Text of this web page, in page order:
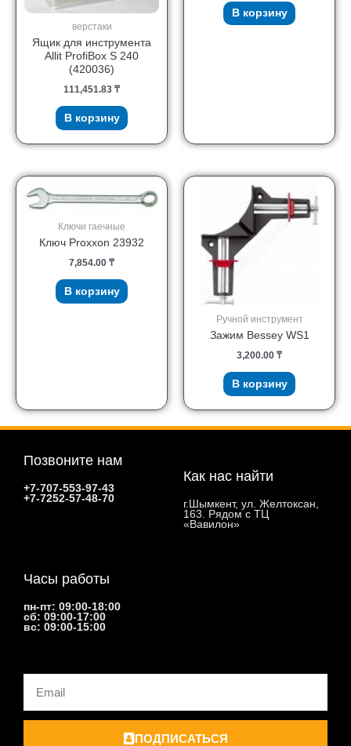
верстаки
Ящик для инструмента
Allit ProfiBox S 240
(420036)
111,451.83 ₸
В корзину
В корзину
Ключи гаечные
Ключ Proxxon 23932
7,854.00 ₸
В корзину
Ручной инструмент
Зажим Bessey WS1
3,200.00 ₸
В корзину
Позвоните нам
+7-707-553-97-43
+7-7252-57-48-70
Как нас найти
г.Шымкент, ул. Желтоксан,
163. Рядом с ТЦ
«Вавилон»
Часы работы
пн-пт: 09:00-18:00
сб: 09:00-17:00
вс: 09:00-15:00
Email
ПОДПИСАТЬСЯ